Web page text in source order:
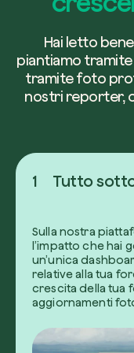
Hai letto
piantiamo
tramite foto
nostri reporter,
1 Tutto
Sulla nostra
l’impatto che hai
un’unica
relative alla tua
crescita della tua
aggiornamenti